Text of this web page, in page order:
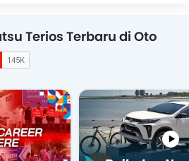
Terios Terbaru di Oto